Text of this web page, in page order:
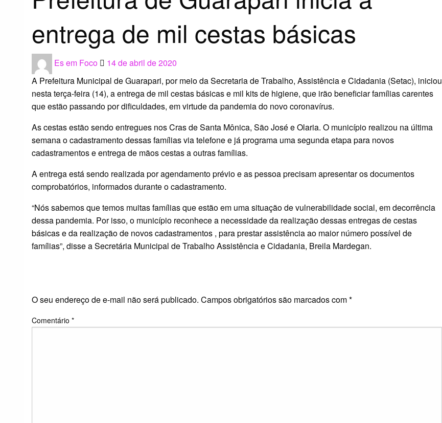
entrega de mil cestas básicas
Es em Foco
Posted
14 de abril de 2020
A Prefeitura Municipal de Guarapari, por meio da Secretaria de Trabalho, Assistência e Cidadania (Setac), iniciou
nesta terça-feira (14), a entrega de mil cestas básicas e mil kits de higiene, que irão beneficiar famílias carentes
que estão passando por dificuldades, em virtude da pandemia do novo coronavírus.
As cestas estão sendo entregues nos Cras de Santa Mônica, São José e Olaria. O município realizou na última
semana o cadastramento dessas famílias via telefone e já programa uma segunda etapa para novos
cadastramentos e entrega de mãos cestas a outras famílias.
A entrega está sendo realizada por agendamento prévio e as pessoa precisam apresentar os documentos
comprobatórios, informados durante o cadastramento.
“Nós sabemos que temos muitas famílias que estão em uma situação de vulnerabilidade social, em decorrência
dessa pandemia. Por isso, o município reconhece a necessidade da realização dessas entregas de cestas
básicas e da realização de novos cadastramentos , para prestar assistência ao maior número possível de
famílias”, disse a Secretária Municipal de Trabalho Assistência e Cidadania, Breila Mardegan.
O seu endereço de e-mail não será publicado. Campos obrigatórios são marcados com*
Comentário *